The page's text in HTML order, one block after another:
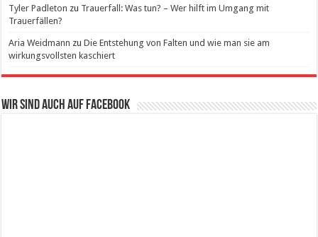
Tyler Padleton zu Trauerfall: Was tun? – Wer hilft im Umgang mit
Trauerfällen?
Aria Weidmann zuDie Entstehung von Falten und wie man sie am
wirkungsvollsten kaschiert
Wir sind auch auf Facebook